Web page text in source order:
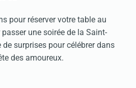
pour réserver votre table au
une soirée de la Saint-
surprises pour célébrer dans
des amoureux.